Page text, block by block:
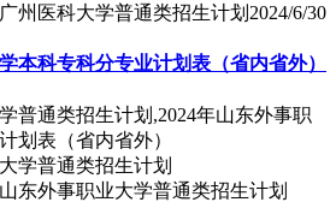
州医科大学普通类招生计划 2024/6/30
本科专科分专业计划表（省内省外）
普通类招生计划,2024年山东外事职
划表（省内省外）
东外事职业大学普通类招生计划